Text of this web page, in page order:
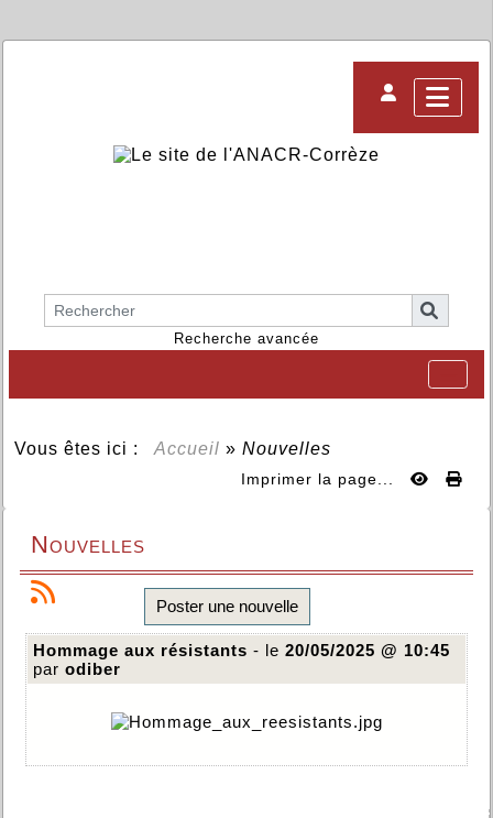
Recherche avancée
Vous êtes ici : Accueil » Nouvelles
Imprimer la page...
Nouvelles
Poster une nouvelle
Hommage aux résistants - le 20/05/2025 @ 10:45
par odiber